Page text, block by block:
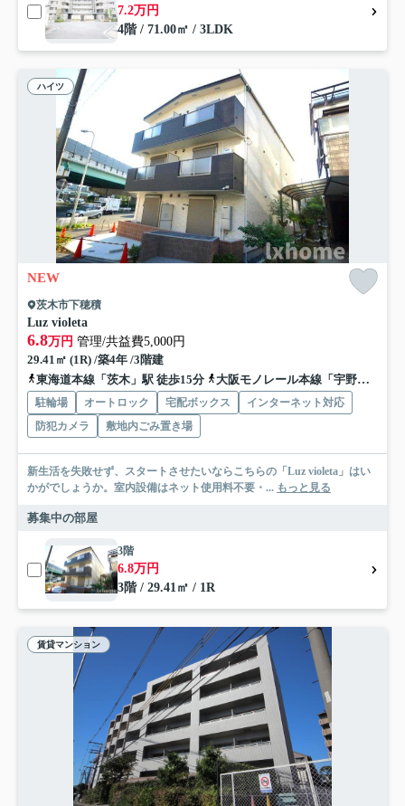
7.2万円
4階 / 71.00㎡ / 3LDK
ハイツ
NEW
茨木市下穂積
Luz violeta
6.8万円 管理/共益費5,000円
29.41㎡ (1R) /築4年 /3階建
東海道本線「茨木」駅 徒歩15分
大阪モノレール本線「宇野辺」駅 徒歩2分
駐輪場 オートロック 宅配ボックス
インターネット対応
防犯カメラ
敷地内ごみ置き場
新生活を失敗せず、スタートさせたいならこちらの「Luz violeta」はい
かがでしょうか。室内設備はネット使用料不要・... もっと見る
募集中の部屋
3階
6.8万円
3階 / 29.41㎡ / 1R
賃貸マンション